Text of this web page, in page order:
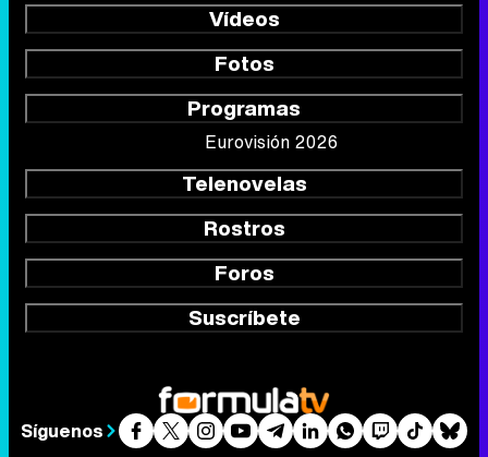
Vídeos
Fotos
Programas
Eurovisión 2026
Telenovelas
Rostros
Foros
Suscríbete
Síguenos